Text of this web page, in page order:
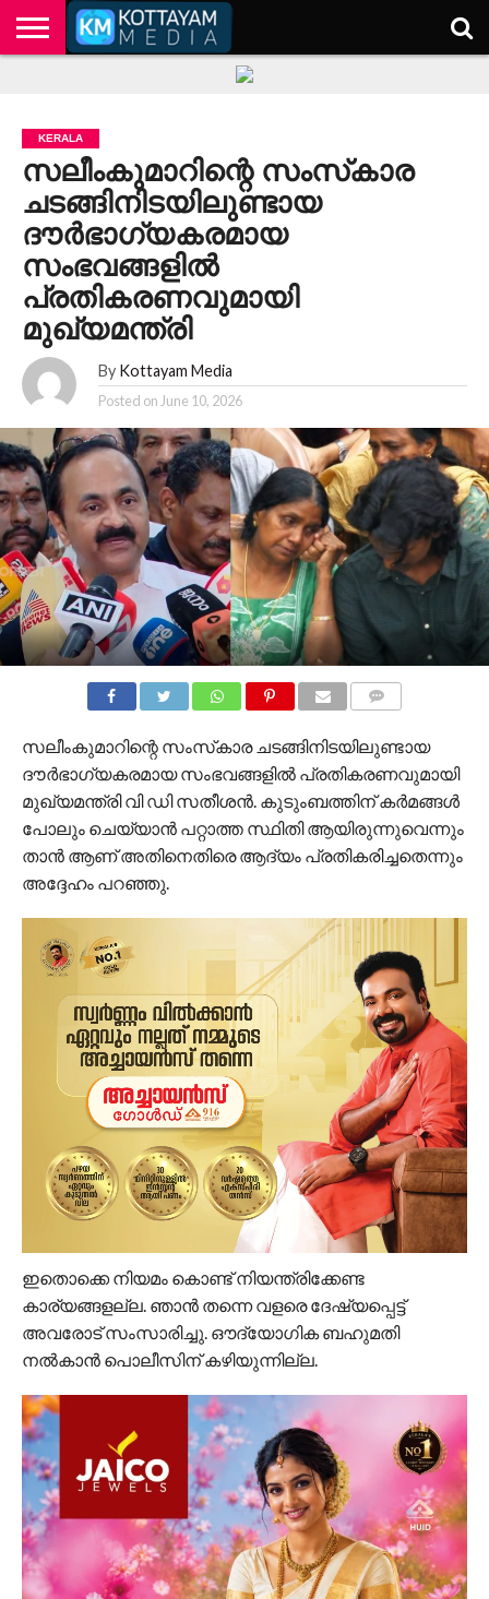
KERALA
സലീംകുമാറിന്റെ സംസ്‌കാര
ചടങ്ങിനിടയിലുണ്ടായ
ദൗര്‍ഭാഗ്യകരമായ
സംഭവങ്ങളില്‍
പ്രതികരണവുമായി
മുഖ്യമന്ത്രി
By Kottayam Media
Posted on June 10, 2026
സലീംകുമാറിന്റെ സംസ്‌കാര ചടങ്ങിനിടയിലുണ്ടായ
ദൗര്‍ഭാഗ്യകരമായ സംഭവങ്ങളില്‍ പ്രതികരണവുമായി
മുഖ്യമന്ത്രി വി ഡി സതീശന്‍. കുടുംബത്തിന് കര്‍മങ്ങള്‍
പോലും ചെയ്യാന്‍ പറ്റാത്ത സ്ഥിതി ആയിരുന്നുവെന്നും
താന്‍ ആണ് അതിനെതിരെ ആദ്യം പ്രതികരിച്ചതെന്നും
അദ്ദേഹം പറഞ്ഞു.
ഇതൊക്കെ നിയമം കൊണ്ട് നിയന്ത്രിക്കേണ്ട
കാര്യങ്ങളല്ല. ഞാന്‍ തന്നെ വളരെ ദേഷ്യപ്പെട്ട്
അവരോട് സംസാരിച്ചു. ഔദ്യോഗിക ബഹുമതി
നല്‍കാന്‍ പൊലീസിന് കഴിയുന്നില്ല.